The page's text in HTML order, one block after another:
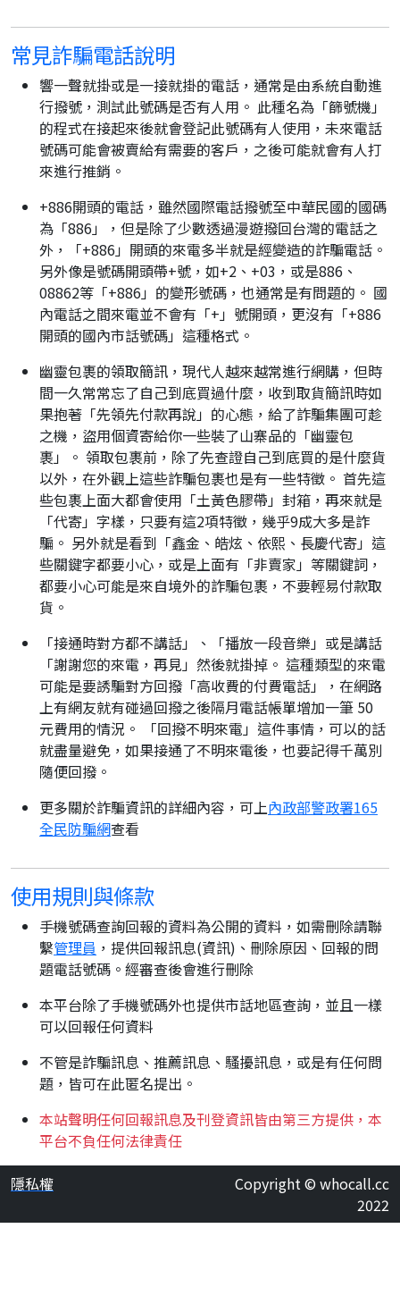
常見詐騙電話說明
響一聲就掛或是一接就掛的電話，通常是由系統自動進
行撥號，測試此號碼是否有人用。 此種名為「篩號機」
的程式在接起來後就會登記此號碼有人使用，未來電話
號碼可能會被賣給有需要的客戶，之後可能就會有人打
來進行推銷。
+886開頭的電話，雖然國際電話撥號至中華民國的國碼
為「886」，但是除了少數透過漫遊撥回台灣的電話之
外，「+886」開頭的來電多半就是經變造的詐騙電話。
另外像是號碼開頭帶+號，如+2、+03，或是886、
08862等「+886」的變形號碼，也通常是有問題的。 國
內電話之間來電並不會有「+」號開頭，更沒有「+886
開頭的國內市話號碼」這種格式。
幽靈包裹的領取簡訊，現代人越來越常進行網購，但時
間一久常常忘了自己到底買過什麼，收到取貨簡訊時如
果抱著「先領先付款再說」的心態，給了詐騙集團可趁
之機，盜用個資寄給你一些裝了山寨品的「幽靈包
裹」。 領取包裹前，除了先查證自己到底買的是什麼貨
以外，在外觀上這些詐騙包裹也是有一些特徵。 首先這
些包裹上面大都會使用「土黃色膠帶」封箱，再來就是
「代寄」字樣，只要有這2項特徵，幾乎9成大多是詐
騙。 另外就是看到「鑫金、皓炫、依熙、長慶代寄」這
些關鍵字都要小心，或是上面有「非賣家」等關鍵詞，
都要小心可能是來自境外的詐騙包裹，不要輕易付款取
貨。
「接通時對方都不講話」、「播放一段音樂」或是講話
「謝謝您的來電，再見」然後就掛掉。 這種類型的來電
可能是要誘騙對方回撥「高收費的付費電話」，在網路
上有網友就有碰過回撥之後隔月電話帳單增加一筆 50
元費用的情況。 「回撥不明來電」這件事情，可以的話
就盡量避免，如果接通了不明來電後，也要記得千萬別
隨便回撥。
更多關於詐騙資訊的詳細內容，可上內政部警政署165
全民防騙網查看
使用規則與條款
手機號碼查詢回報的資料為公開的資料，如需刪除請聯
繫管理員 ，提供回報訊息(資訊)、刪除原因、回報的問
題電話號碼。經審查後會進行刪除
本平台除了手機號碼外也提供市話地區查詢，並且一樣
可以回報任何資料
不管是詐騙訊息、推薦訊息、騷擾訊息，或是有任何問
題，皆可在此匿名提出。
本站聲明任何回報訊息及刊登資訊皆由第三方提供，本
平台不負任何法律責任
隱私權
Copyright © whocall.cc
2022